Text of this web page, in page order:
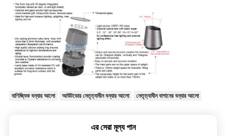
বাণিজ্যিক বন্যার আলো আউটডোর নেতৃত্বাধীন বন্যার আলো নেতৃত্বাধীন বাগানের বন্যার আলো
এর সেরা মূল্য পান